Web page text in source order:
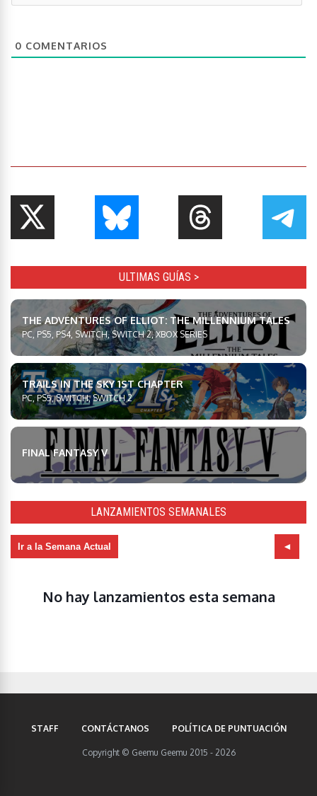
0 COMENTARIOS
ULTIMAS GUÍAS >
THE ADVENTURES OF ELLIOT: THE MILLENNIUM TALES
PC, PS5, PS4, SWITCH, SWITCH 2, XBOX SERIES
TRAILS IN THE SKY 1ST CHAPTER
PC, PS5, SWITCH, SWITCH 2
FINAL FANTASY V
LANZAMIENTOS SEMANALES
Ir a la Semana Actual
No hay lanzamientos esta semana
STAFF CONTÁCTANOS POLÍTICA DE PUNTUACIÓN
Copyright © Geemu Geemu 2015 - 2026